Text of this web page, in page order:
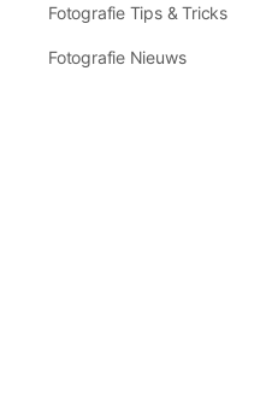
Fotografie Tips & Tricks
Fotografie Nieuws